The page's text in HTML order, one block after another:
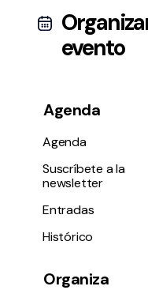
evento
Agenda
Agenda
Suscríbete a la
newsletter
Entradas
Histórico
Organiza